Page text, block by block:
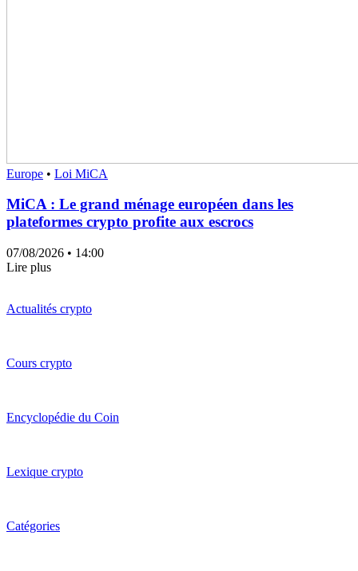
Europe • Loi MiCA
MiCA : Le grand ménage européen dans les
plateformes crypto profite aux escrocs
07/08/2026 • 14:00
Lire plus
Actualités crypto
Cours crypto
Encyclopédie du Coin
Lexique crypto
Catégories